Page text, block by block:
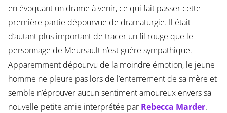
en évoquant un drame à venir, ce qui fait passer cette
première partie dépourvue de dramaturgie. Il était
d’autant plus important de tracer un fil rouge que le
personnage de Meursault n’est guère sympathique.
Apparemment dépourvu de la moindre émotion, le jeune
homme ne pleure pas lors de l’enterrement de sa mère et
semble n’éprouver aucun sentiment amoureux envers sa
nouvelle petite amie interprétée par Rebecca Marder.